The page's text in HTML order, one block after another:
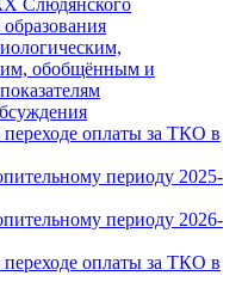
Слюдянского
обобщённым и
оплаты за ТКО в
периоду 2025-
периоду 2026-
оплаты за ТКО в